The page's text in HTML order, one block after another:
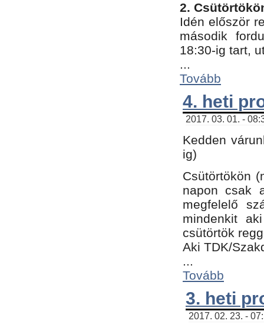
2.
Idén először
második
18:30-ig tart,
...
Tovább
4. heti
2017. 03. 01. -
Kedden
ig)
Csütörtökön
napon csak
megfelelő
mindenkit
csütörtök
Aki TDK/
...
Tovább
3. heti
2017. 02. 23. -